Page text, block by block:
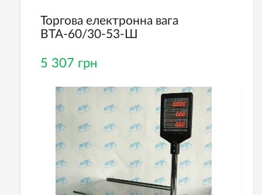
Торгова електронна вага
ВТА-60/30-53-Ш
5 307 грн